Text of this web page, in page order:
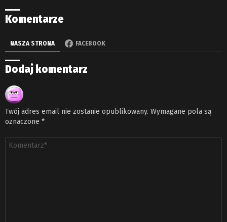
Komentarze
NASZA STRONA FACEBOOK
Dodaj komentarz
Twój adres email nie zostanie opublikowany. Wymagane pola są
oznaczone *